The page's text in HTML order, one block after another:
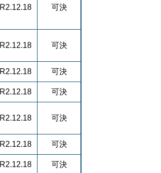
R2.12.18 可決
R2.12.18 可決
R2.12.18 可決
R2.12.18 可決
R2.12.18 可決
R2.12.18 可決
R2.12.18 可決